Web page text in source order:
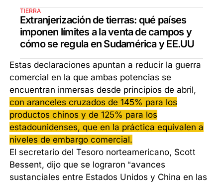
TIERRA
Extranjerización de tierras: qué países
imponen límites a la venta de campos y
cómo se regula en Sudamérica y EE.UU
Estas declaraciones apuntan a reducir la guerra
comercial en la que ambas potencias se
encuentran inmersas desde principios de abril,
con aranceles cruzados de 145% para los
productos chinos y de 125% para los
estadounidenses, que en la práctica equivalen a
niveles de embargo comercial.
El secretario del Tesoro norteamericano, Scott
Bessent, dijo que se lograron “avances
sustanciales entre Estados Unidos y China en las